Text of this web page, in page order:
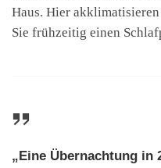
Haus. Hier
Sie frühzeitig einen
„Eine Übernachtung in